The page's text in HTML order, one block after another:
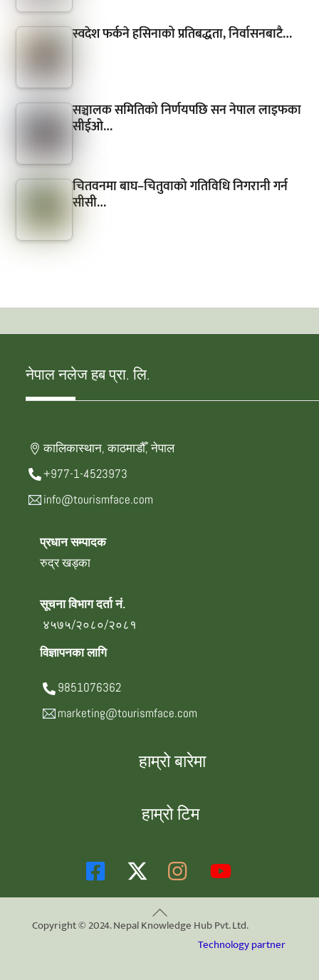
स्वदेश फर्कने हसिनाको प्रतिबद्धता, निर्वासनबाटै…
सञ्चालक समितिको निर्णयपछि सन नेपाल लाइफका
सीईओ…
चितवनमा बाघ–चितुवाको गतिविधि निगरानी गर्न
सीसी…
नेपाल नलेज हब प्रा. लि.
कालिकास्थान, काठमाडौँ, नेपाल
+977-1-4523973
info@tourismface.com
प्रधान सम्पादक
रुद्र खड्का
सूचना विभाग दर्ता नं.
४५७५/२०८०/२०८१
विज्ञापनका लागि
9851076362
marketing@tourismface.com
हाम्रो बारेमा
हाम्रो टिम
Back
To
Copyright © 2024. Nepal Knowledge Hub Pvt. Ltd.
Technology partner